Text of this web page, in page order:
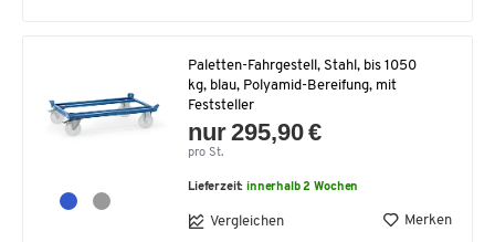
Paletten-Fahrgestell, Stahl, bis 1050
kg, blau, Polyamid-Bereifung, mit
Feststeller
nur 295,90 €
pro St.
Lieferzeit:innerhalb 2 Wochen
Vergleichen Merken